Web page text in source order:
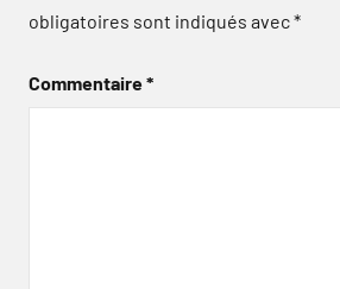
obligatoires sont indiqués avec*
Commentaire*